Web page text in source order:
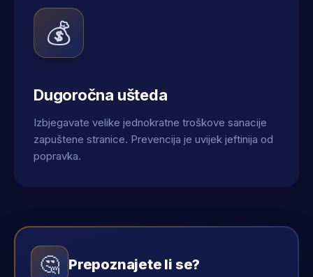
💰
Dugoročna ušteda
Izbjegavate velike jednokratne troškove sanacije
zapuštene stranice. Prevencija je uvijek jeftinija od
popravka.
🤔 Prepoznajete li se?